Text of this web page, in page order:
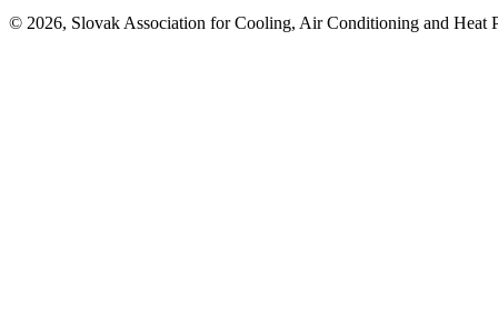
© 2026, Slovak Association for Cooling, Air Conditioning and Heat